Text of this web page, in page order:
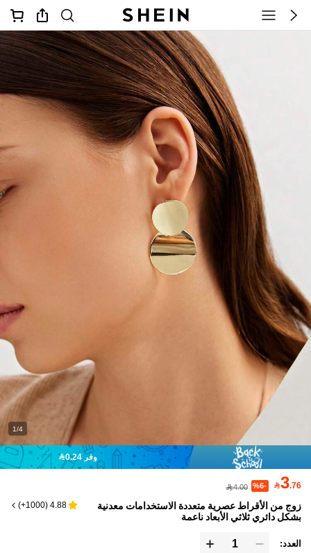
1/4
وفر 0.24
3.76
%6-
4.00
زوج من الأقراط عصرية متعددة الاستخدامات معدنية
بشكل دائري ثلاثي الأبعاد ناعمة
4.88
(
1000+
)
العدد: